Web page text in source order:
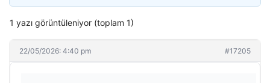
1 yazı görüntüleniyor (toplam 1)
22/05/2026: 4:40 pm #17205